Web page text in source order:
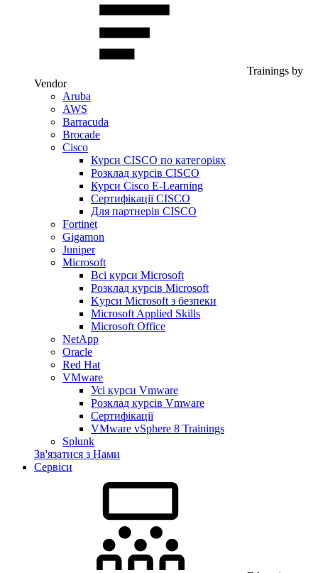
Trainings by
Vendor
Aruba
AWS
Barracuda
Brocade
Cisco
Курси CISCO по категоріях
Розклад курсів CISCO
Курси Cisco E-Learning
Сертифікації CISCO
Для партнерів CISCO
Fortinet
Gigamon
Juniper
Microsoft
Всі курси Microsoft
Розклад курсів Microsoft
Kyрси Microsoft з безпеки
Microsoft Applied Skills
Microsoft Office
NetApp
Oracle
Red Hat
VMware
Усі курси Vmware
Розклад курсів Vmware
Сертифікації
VMware vSphere 8 Trainings
Splunk
Зв'язатися з Нами
Сервіси